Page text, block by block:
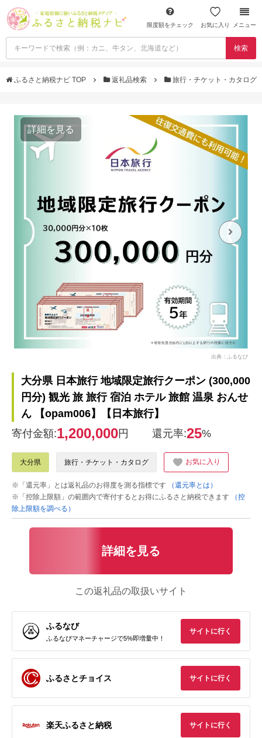
限度額をチェック お気に入り メニュー
検索
ふるさと納税ナビ TOP 返礼品検索 旅行・チケット・カタログ
詳細を見る
出典：ふるなび
大分県 日本旅行 地域限定旅行クーポン (300,000
円分) 観光 旅 旅行 宿泊 ホテル 旅館 温泉 おんせ
ん 【opam006】【日本旅行】
寄付金額:1,200,000円 還元率:25%
大分県 旅行・チケット・カタログ お気に入り
※「還元率」とは返礼品のお得度を測る指標です
（還元率とは）
※「控除上限額」の範囲内で寄付するとお得にふるさと納税できます
（控
除上限額を調べる）
詳細を見る
この返礼品の取扱いサイト
ふるなび
ふるなびマネーチャージで5%即増量中！
サイトに行く
ふるさとチョイス サイトに行く
楽天ふるさと納税 サイトに行く